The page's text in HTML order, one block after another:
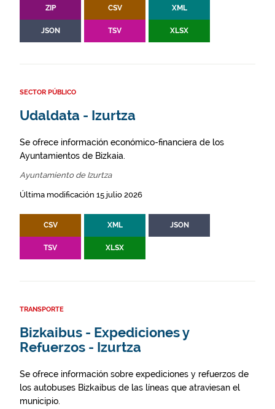
ZIP CSV XML
JSON TSV XLSX
SECTOR PÚBLICO
Udaldata - Izurtza
Se ofrece información económico-financiera de los
Ayuntamientos de Bizkaia.
Ayuntamiento de Izurtza
Última modificación 15 julio 2026
CSV XML JSON
TSV XLSX
TRANSPORTE
Bizkaibus - Expediciones y
Refuerzos - Izurtza
Se ofrece información sobre expediciones y refuerzos de
los autobuses Bizkaibus de las líneas que atraviesan el
municipio.